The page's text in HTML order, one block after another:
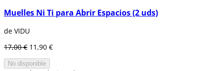
Muelles Ni Ti para Abrir Espacios (2 uds)
de VIDU
17,00 € 11,90 €
No disponible